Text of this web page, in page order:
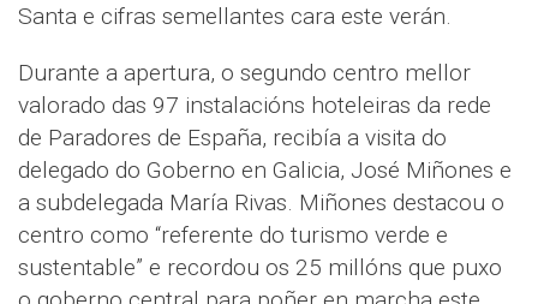
Santa e cifras semellantes cara este verán.
Durante a apertura, o segundo centro mellor
valorado das 97 instalacións hoteleiras da rede
de Paradores de España, recibía a visita do
delegado do Goberno en Galicia, José Miñones e
a subdelegada María Rivas. Miñones destacou o
centro como “referente do turismo verde e
sustentable” e recordou os 25 millóns que puxo